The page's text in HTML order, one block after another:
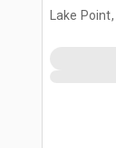
Lake Point,